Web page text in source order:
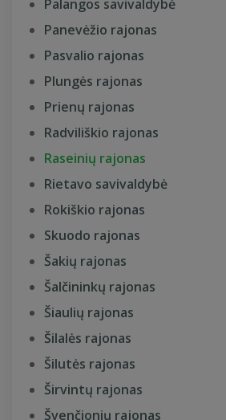
Palangos savivaldybė
Panevėžio rajonas
Pasvalio rajonas
Plungės rajonas
Prienų rajonas
Radviliškio rajonas
Raseinių rajonas
Rietavo savivaldybė
Rokiškio rajonas
Skuodo rajonas
Šakių rajonas
Šalčininkų rajonas
Šiaulių rajonas
Šilalės rajonas
Šilutės rajonas
Širvintų rajonas
Švenčionių rajonas